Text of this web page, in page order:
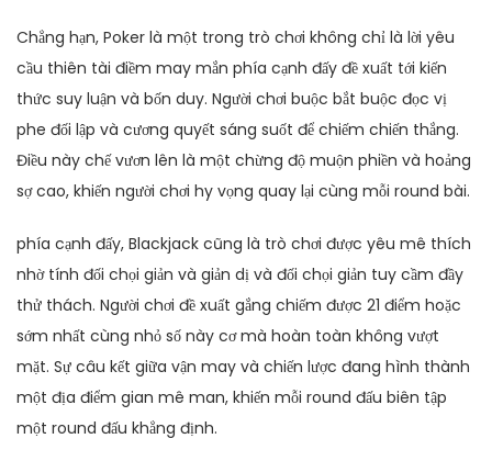
Chẳng hạn, Poker là một trong trò chơi không chỉ là lời yêu
cầu thiên tài điềm may mắn phía cạnh đấy đề xuất tới kiến
thức suy luận và bốn duy. Người chơi buộc bắt buộc đọc vị
phe đối lập và cương quyết sáng suốt để chiếm chiến thắng.
Điều này chế vươn lên là một chừng độ muộn phiền và hoảng
sợ cao, khiến người chơi hy vọng quay lại cùng mỗi round bài.
phía cạnh đấy, Blackjack cũng là trò chơi được yêu mê thích
nhờ tính đối chọi giản và giản dị và đối chọi giản tuy cầm đầy
thử thách. Người chơi đề xuất gắng chiếm được 21 điểm hoặc
sớm nhất cùng nhỏ số này cơ mà hoàn toàn không vượt
mặt. Sự câu kết giữa vận may và chiến lược đang hình thành
một địa điểm gian mê man, khiến mỗi round đấu biên tập
một round đấu khẳng định.